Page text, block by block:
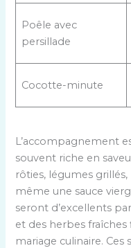
Poêle avec
persillade
Cocotte-minute
L’accompagnement
souvent riche en
rôties, légumes
même une sauce
seront d’excellents
et des herbes
mariage culinaire.